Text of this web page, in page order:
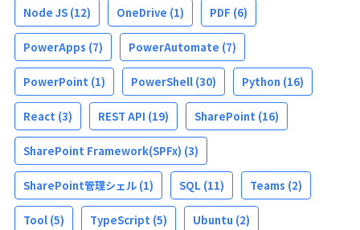
Node JS (12) OneDrive (1) PDF (6)
PowerApps (7) PowerAutomate (7)
PowerPoint (1) PowerShell (30) Python (16)
React (3) REST API (19) SharePoint (16)
SharePoint Framework(SPFx) (3)
SharePoint管理シェル (1) SQL (11) Teams (2)
Tool (5) TypeScript (5) Ubuntu (2)